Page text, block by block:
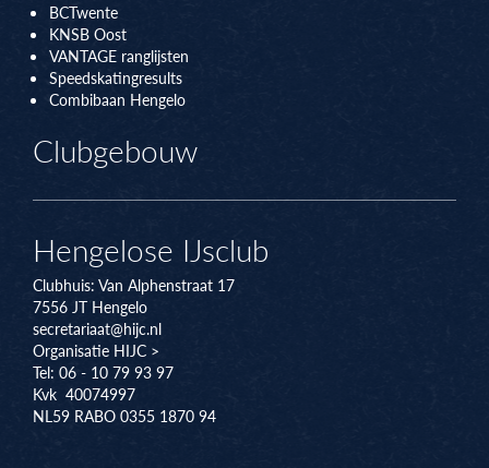
BCTwente
KNSB Oost
VANTAGE ranglijsten
Speedskatingresults
Combibaan Hengelo
Clubgebouw
Hengelose IJsclub
Clubhuis: Van Alphenstraat 17
7556 JT Hengelo
secretariaat@hijc.nl
Organisatie HIJC >
Tel: 06 - 10 79 93 97
Kvk 40074997
NL59 RABO 0355 1870 94